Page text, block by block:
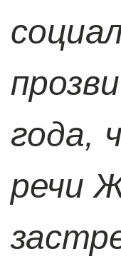
года,
речи